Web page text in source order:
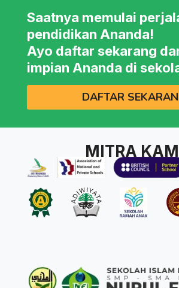
Saatnya memulai
pendidikan Ananda!
Ayo daftar sekarang
impian Ananda di
DAFTAR
MITRA